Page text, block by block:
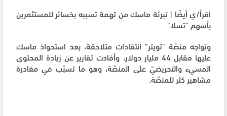
اقرأ/ي أيضًا | تبرئة ماسك من تهمة تسببه بخسائر للمستثمرين
بأسهم "تسلا"
وتواجه منصّة "تويتر" انتقادات متلاحقة، بعد استحواذ ماسك
عليها مقابل 44 مليار دولار، وأفادت تقارير عن زيادة المحتوى
المسيء والتحريضيّ على المنصّة، وهو ما تسبّب في مغادرة
مشاهير كثر للمنصّة.